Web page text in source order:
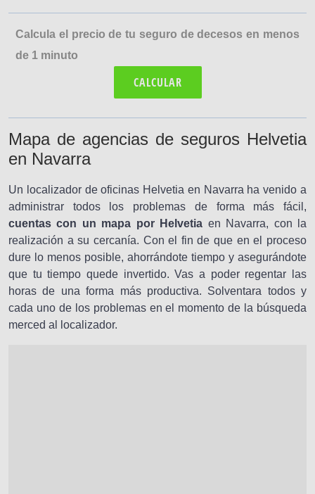
Calcula el precio de tu seguro de decesos en menos
de 1 minuto
CALCULAR
Mapa de agencias de seguros Helvetia
en Navarra
Un localizador de oficinas Helvetia en Navarra ha venido a
administrar todos los problemas de forma más fácil,
cuentas con un mapa por Helvetia en Navarra, con la
realización a su cercanía. Con el fin de que en el proceso
dure lo menos posible, ahorrándote tiempo y asegurándote
que tu tiempo quede invertido. Vas a poder regentar las
horas de una forma más productiva. Solventara todos y
cada uno de los problemas en el momento de la búsqueda
merced al localizador.